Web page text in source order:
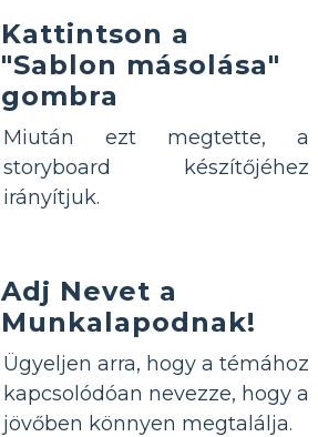
Kattintson a
"Sablon másolása"
gombra
Miután ezt megtette, a
storyboard készítőjéhez
irányítjuk.
Adj Nevet a
Munkalapodnak!
Ügyeljen arra, hogy a témához
kapcsolódóan nevezze, hogy a
jövőben könnyen megtalálja.